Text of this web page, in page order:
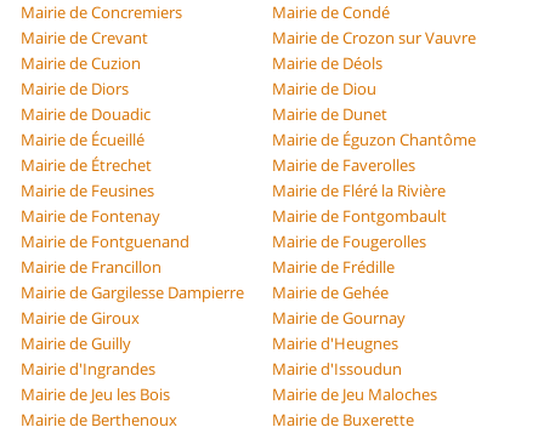
Mairie de Concremiers
Mairie de Condé
Mairie de Crevant
Mairie de Crozon sur Vauvre
Mairie de Cuzion
Mairie de Déols
Mairie de Diors
Mairie de Diou
Mairie de Douadic
Mairie de Dunet
Mairie de Écueillé
Mairie de Éguzon Chantôme
Mairie de Étrechet
Mairie de Faverolles
Mairie de Feusines
Mairie de Fléré la Rivière
Mairie de Fontenay
Mairie de Fontgombault
Mairie de Fontguenand
Mairie de Fougerolles
Mairie de Francillon
Mairie de Frédille
Mairie de Gargilesse Dampierre
Mairie de Gehée
Mairie de Giroux
Mairie de Gournay
Mairie de Guilly
Mairie d'Heugnes
Mairie d'Ingrandes
Mairie d'Issoudun
Mairie de Jeu les Bois
Mairie de Jeu Maloches
Mairie de Berthenoux
Mairie de Buxerette